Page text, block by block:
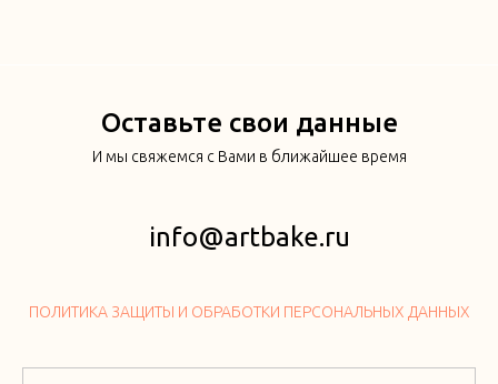
Оставьте свои данные
И мы свяжемся с Вами в ближайшее время
info@artbake.ru
ПОЛИТИКА ЗАЩИТЫ И ОБРАБОТКИ ПЕРСОНАЛЬНЫХ ДАННЫХ